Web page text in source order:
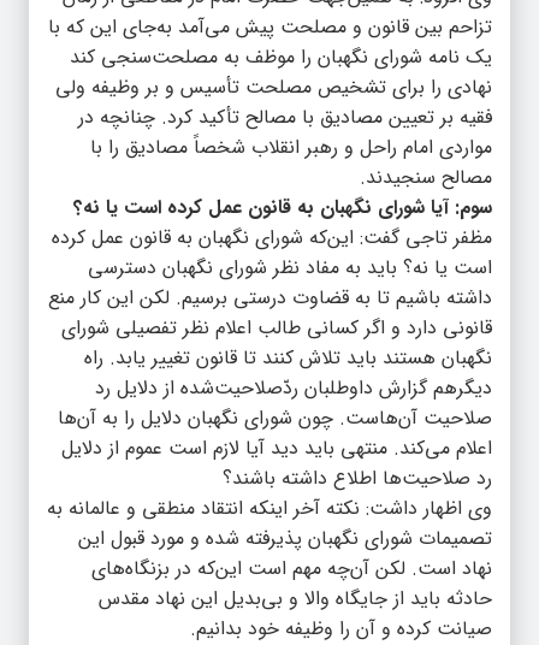
تزاحم بین قانون و مصلحت پیش می‌آمد به‌جای این که با
یک نامه شورای نگهبان را موظف به مصلحت‌سنجی کند
نهادی را برای تشخیص مصلحت تأسیس و بر وظیفه ولی
فقیه بر تعیین مصادیق با مصالح تأکید کرد. چنانچه در
مواردی امام راحل و رهبر انقلاب شخصاً مصادیق را با
مصالح سنجیدند.
سوم: آیا شورای نگهبان به قانون عمل کرده است یا نه؟
مظفر تاجی گفت: این‌که شورای نگهبان به قانون عمل کرده
است یا نه؟ باید به مفاد نظر شورای نگهبان دسترسی
داشته باشیم تا به قضاوت درستی برسیم. لکن این کار منع
قانونی دارد و اگر کسانی طالب اعلام نظر تفصیلی شورای
نگهبان هستند باید تلاش کنند تا قانون تغییر یابد. راه
دیگرهم گزارش داوطلبان ردّصلاحیت‌شده از دلایل رد
صلاحیت آن‌هاست. چون شورای نگهبان دلایل را به آن‌ها
اعلام می‌کند. منتهی باید دید آیا لازم است عموم از دلایل
رد صلاحیت‌ها اطلاع داشته باشند؟
وی اظهار داشت: نکته آخر اینکه انتقاد منطقی و عالمانه به
تصمیمات شورای نگهبان پذیرفته شده و مورد قبول این
نهاد است. لکن آن‌چه مهم است این‌که در بزنگاه‌های
حادثه باید از جایگاه والا و بی‌بدیل این نهاد مقدس
صیانت کرده و آن را وظیفه خود بدانیم.